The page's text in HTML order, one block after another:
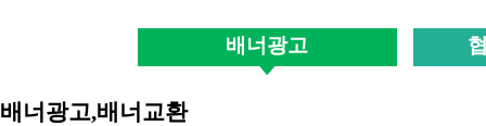
배너광고
배너광고,배너교환